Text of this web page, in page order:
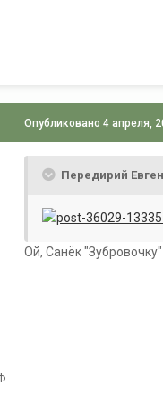
Опубликовано4 апреля,
Передирий
Ой, Санёк